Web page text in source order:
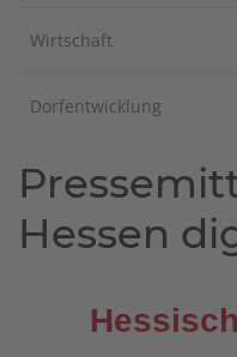
Wirtschaft
Dorfentwicklung
Hessen